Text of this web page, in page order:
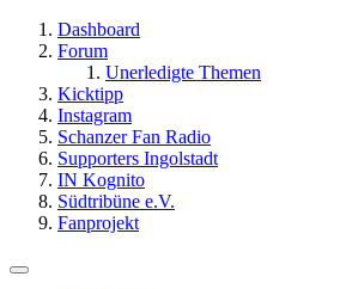
Dashboard
Forum
Unerledigte Themen
Kicktipp
Instagram
Schanzer Fan Radio
Supporters Ingolstadt
IN Kognito
Südtribüne e.V.
Fanprojekt